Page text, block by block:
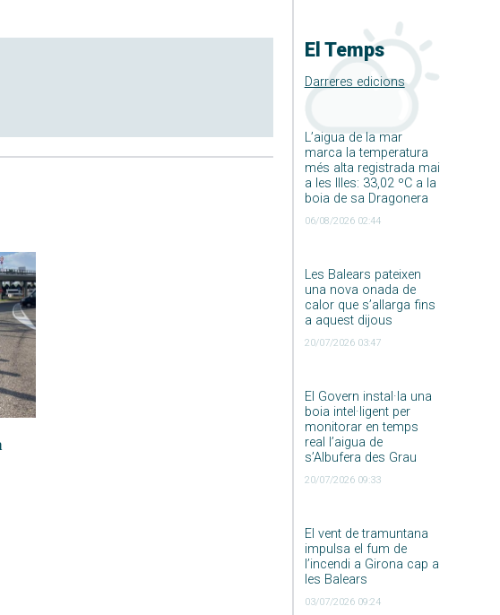
El Temps
Darreres edicions
L’aigua de la mar
marca la temperatura
més alta registrada mai
a les Illes: 33,02 ºC a la
boia de sa Dragonera
06/08/2026 02:44
Les Balears pateixen
una nova onada de
calor que s’allarga fins
a aquest dijous
20/07/2026 03:47
El Govern instal·la una
boia intel·ligent per
monitorar en temps
real l’aigua de
s’Albufera des Grau
20/07/2026 09:33
El vent de tramuntana
impulsa el fum de
l’incendi a Girona cap a
les Balears
03/07/2026 09:24